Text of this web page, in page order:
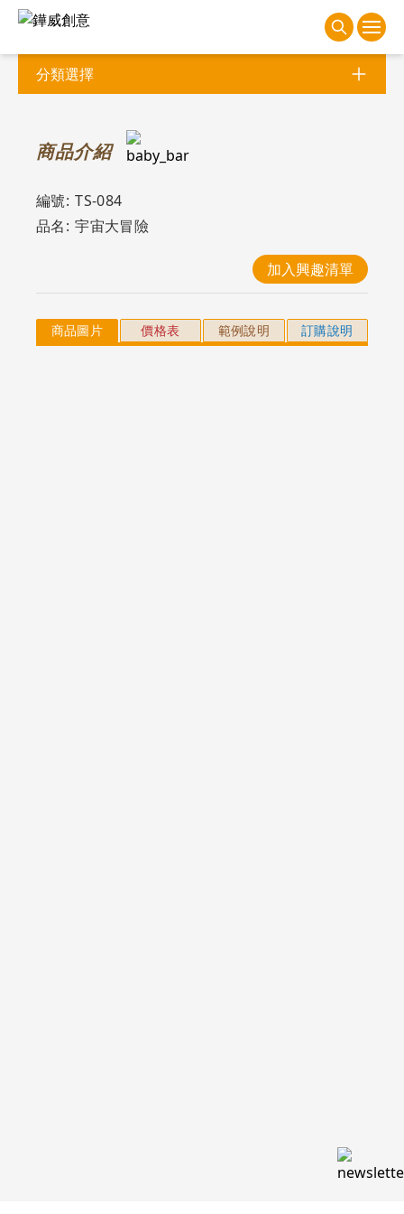
分類選擇
商品介紹
編號: TS-084
品名: 宇宙大冒險
加入興趣清單
商品圖片 價格表 範例說明 訂購說明